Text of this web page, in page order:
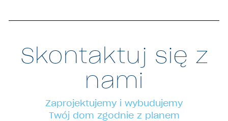
Skontaktuj się z
nami
Zaprojektujemy i wybudujemy
Twój dom zgodnie z planem